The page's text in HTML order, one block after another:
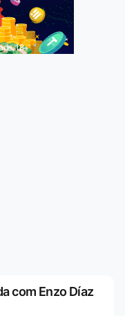
18+
com Enzo Díaz